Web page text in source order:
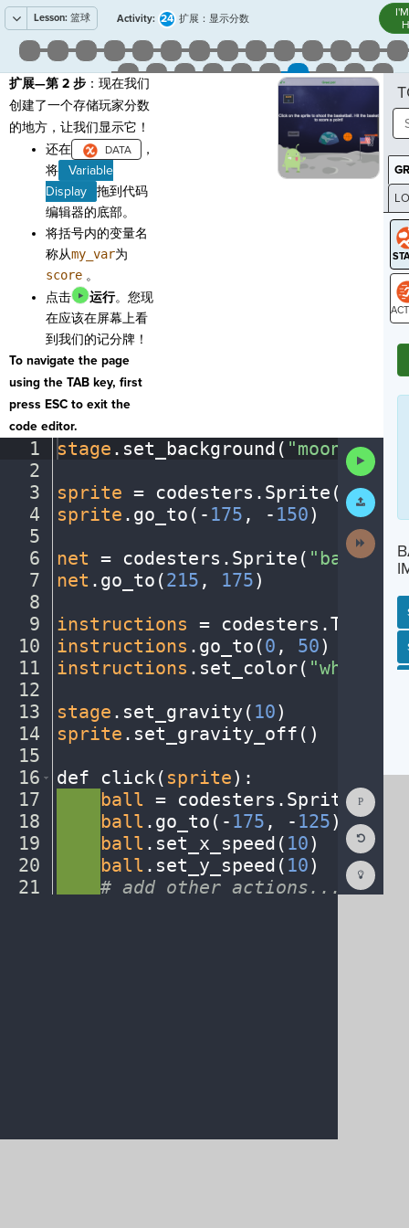
Lesson: 篮球 Activity: 24 扩展：显示分数
扩展—第 2 步 ：现在我们
创建了一个存储玩家分数
的地方，让我们显示它！
还在
，
将
Variable
Display
拖到代码
编辑器的底部。
将括号内的变量名
称从my_var为
score 。
点击
运行。您现
在应该在屏幕上看
到我们的记分牌！
To navigate the page
using the TAB key, first
press ESC to exit the
code editor.
1
2
3
4
5
6
7
8
9
10
11
12
13
14
15
16
17
18
19
20
21
stage . set_background( "moon")¬
sprite = codesters . Sprite(
sprite . go_to( - 175 , - 150)
net = codesters . Sprite(
net . go_to(215 , 175)
instructions = codesters .Text(
instructions . go_to(0 , 50)
instructions . set_color( "white"
¬
stage . set_gravity( 10)
sprite . set_gravity_off()
def
click( sprite) :
ball = codesters . Sprite(
ball . go_to( - 175 , - 125)
¬
ball . set_x_speed( 10)
ball . set_y_speed( 10)
# add other actions... ¬
Code
Work
Activity
Code
How
To